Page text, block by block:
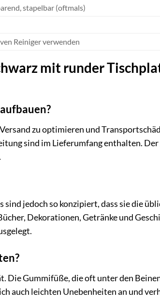
stapelbar (oftmals)
Reiniger verwenden
mit runder
zu optimieren und
sind im Lieferumfang enthalten.
jedoch so konzipiert, dass sie die
Dekorationen, Getränke und
Gummifüße, die oft unter den
auch leichten Unebenheiten an und